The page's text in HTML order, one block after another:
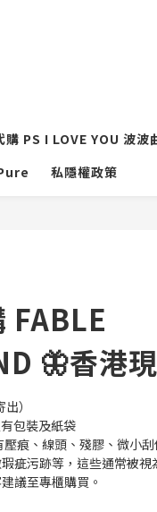
購 PS I LOVE YOU 波波
私隱權政策
FABLE
🦋香港
）
包裝及紙袋
痕、線頭、殘膠、微小
疵污跡等，這些通常被視
議至專櫃購買。